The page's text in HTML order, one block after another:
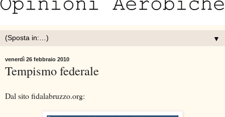
▼
venerdì 26 febbraio 2010
Tempismo federale
Dal sito fidalabruzzo.org: